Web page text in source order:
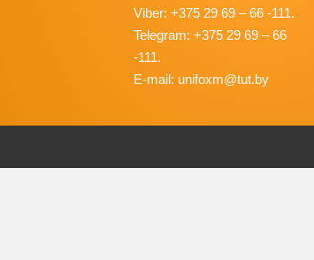
Viber: +375 29 69 – 66 -111.
Telegram: +375 29 69 – 66
-111.
E-mail: unifoxm@tut.by